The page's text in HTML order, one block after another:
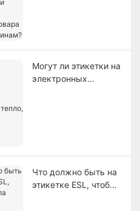
Могут ли этикетки на
электронных
Что должно быть на
этикетке ESL, чтобы